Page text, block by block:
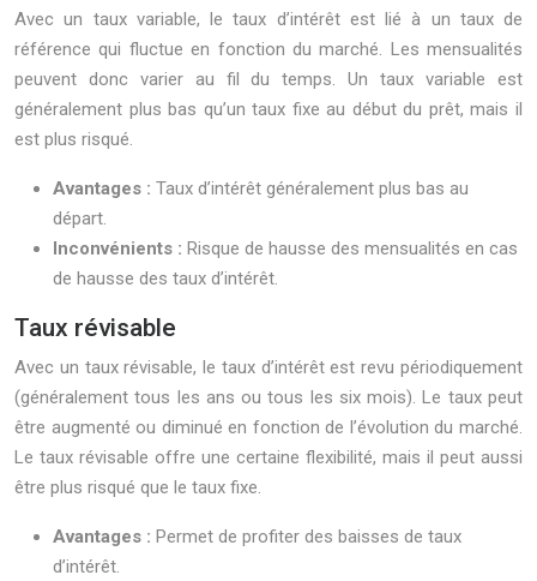
Avec un taux variable, le taux d’intérêt est lié à un taux de
référence qui fluctue en fonction du marché. Les mensualités
peuvent donc varier au fil du temps. Un taux variable est
généralement plus bas qu’un taux fixe au début du prêt, mais il
est plus risqué.
Avantages : Taux d’intérêt généralement plus bas au
départ.
Inconvénients : Risque de hausse des mensualités en cas
de hausse des taux d’intérêt.
Taux révisable
Avec un taux révisable, le taux d’intérêt est revu périodiquement
(généralement tous les ans ou tous les six mois). Le taux peut
être augmenté ou diminué en fonction de l’évolution du marché.
Le taux révisable offre une certaine flexibilité, mais il peut aussi
être plus risqué que le taux fixe.
Avantages : Permet de profiter des baisses de taux
d’intérêt.